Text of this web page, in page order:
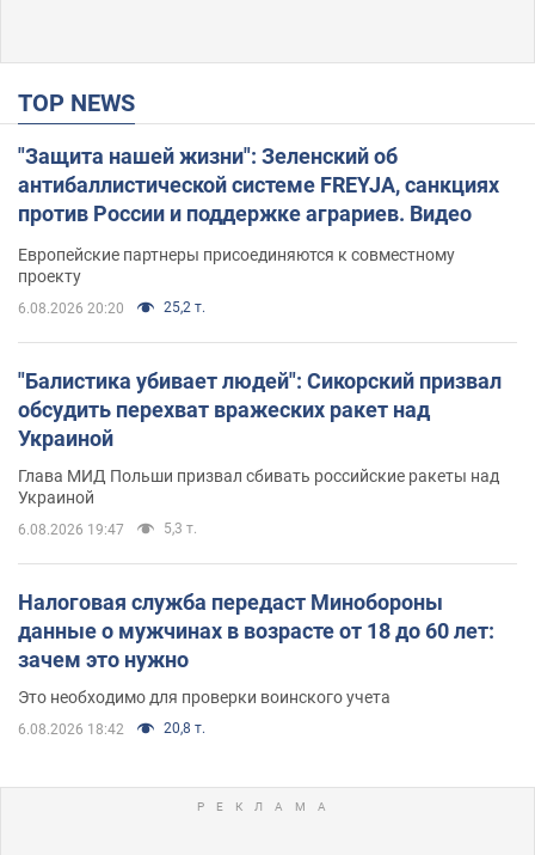
TOP NEWS
"Защита нашей жизни": Зеленский об
антибаллистической системе FREYJA, санкциях
против России и поддержке аграриев. Видео
Европейские партнеры присоединяются к совместному
проекту
6.08.2026 20:20 25,2 т.
"Балистика убивает людей": Сикорский призвал
обсудить перехват вражеских ракет над
Украиной
Глава МИД Польши призвал сбивать российские ракеты над
Украиной
6.08.2026 19:47 5,3 т.
Налоговая служба передаст Минобороны
данные о мужчинах в возрасте от 18 до 60 лет:
зачем это нужно
Это необходимо для проверки воинского учета
6.08.2026 18:42 20,8 т.